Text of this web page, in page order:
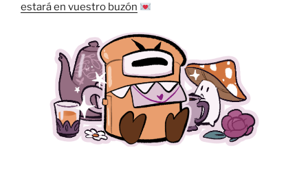
estará en vuestro buzón